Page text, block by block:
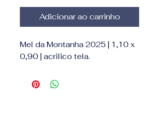
Adicionar ao carrinho
Mel da Montanha 2025 | 1,10 x
0,90 | acrilico tela.